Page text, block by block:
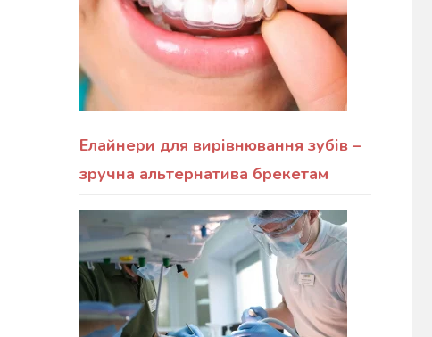
Елайнери для вирівнювання зубів –
зручна альтернатива брекетам